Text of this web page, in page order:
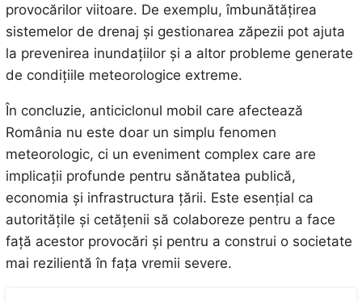
provocărilor viitoare. De exemplu, îmbunătățirea
sistemelor de drenaj și gestionarea zăpezii pot ajuta
la prevenirea inundațiilor și a altor probleme generate
de condițiile meteorologice extreme.
În concluzie, anticiclonul mobil care afectează
România nu este doar un simplu fenomen
meteorologic, ci un eveniment complex care are
implicații profunde pentru sănătatea publică,
economia și infrastructura țării. Este esențial ca
autoritățile și cetățenii să colaboreze pentru a face
față acestor provocări și pentru a construi o societate
mai rezilientă în fața vremii severe.